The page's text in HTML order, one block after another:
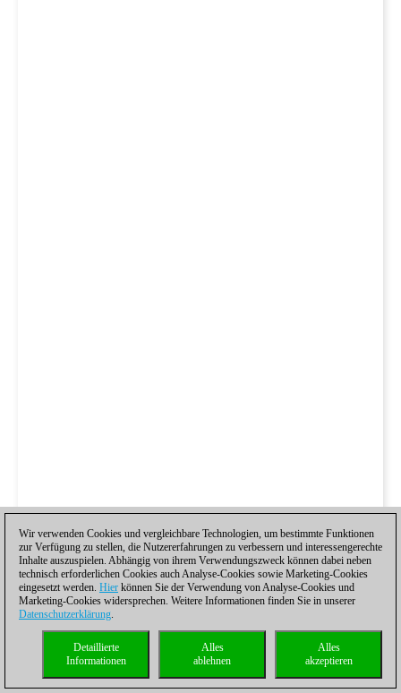
Wir verwenden Cookies und vergleichbare Technologien, um bestimmte Funktionen
zur Verfügung zu stellen, die Nutzererfahrungen zu verbessern und interessengerechte
Inhalte auszuspielen. Abhängig von ihrem Verwendungszweck können dabei neben
technisch erforderlichen Cookies auch Analyse-Cookies sowie Marketing-Cookies
eingesetzt werden. Hier können Sie der Verwendung von Analyse-Cookies und
Marketing-Cookies widersprechen. Weitere Informationen finden Sie in unserer
Datenschutzerklärung.
Alles
akzeptieren
Alles
ablehnen
Detaillierte
Informationen